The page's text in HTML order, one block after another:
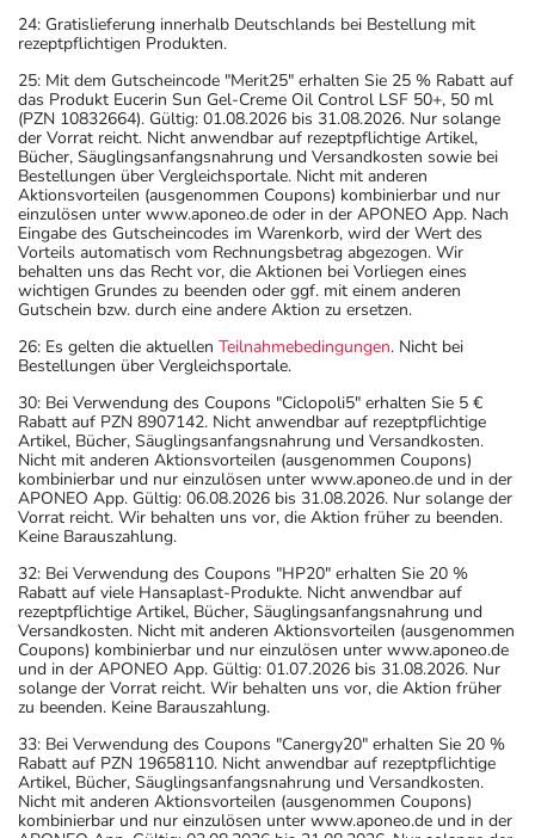
24: Gratislieferung innerhalb Deutschlands bei Bestellung mit
rezeptpflichtigen Produkten.
25: Mit dem Gutscheincode "Merit25" erhalten Sie 25 % Rabatt auf
das Produkt Eucerin Sun Gel-Creme Oil Control LSF 50+, 50 ml
(PZN 10832664). Gültig: 01.08.2026 bis 31.08.2026. Nur solange
der Vorrat reicht. Nicht anwendbar auf rezeptpflichtige Artikel,
Bücher, Säuglingsanfangsnahrung und Versandkosten sowie bei
Bestellungen über Vergleichsportale. Nicht mit anderen
Aktionsvorteilen (ausgenommen Coupons) kombinierbar und nur
einzulösen unter www.aponeo.de oder in der APONEO App. Nach
Eingabe des Gutscheincodes im Warenkorb, wird der Wert des
Vorteils automatisch vom Rechnungsbetrag abgezogen. Wir
behalten uns das Recht vor, die Aktionen bei Vorliegen eines
wichtigen Grundes zu beenden oder ggf. mit einem anderen
Gutschein bzw. durch eine andere Aktion zu ersetzen.
26: Es gelten die aktuellen Teilnahmebedingungen. Nicht bei
Bestellungen über Vergleichsportale.
30: Bei Verwendung des Coupons "Ciclopoli5" erhalten Sie 5 €
Rabatt auf PZN 8907142. Nicht anwendbar auf rezeptpflichtige
Artikel, Bücher, Säuglingsanfangsnahrung und Versandkosten.
Nicht mit anderen Aktionsvorteilen (ausgenommen Coupons)
kombinierbar und nur einzulösen unter www.aponeo.de und in der
APONEO App. Gültig: 06.08.2026 bis 31.08.2026. Nur solange der
Vorrat reicht. Wir behalten uns vor, die Aktion früher zu beenden.
Keine Barauszahlung.
32: Bei Verwendung des Coupons "HP20" erhalten Sie 20 %
Rabatt auf viele Hansaplast-Produkte. Nicht anwendbar auf
rezeptpflichtige Artikel, Bücher, Säuglingsanfangsnahrung und
Versandkosten. Nicht mit anderen Aktionsvorteilen (ausgenommen
Coupons) kombinierbar und nur einzulösen unter www.aponeo.de
und in der APONEO App. Gültig: 01.07.2026 bis 31.08.2026. Nur
solange der Vorrat reicht. Wir behalten uns vor, die Aktion früher
zu beenden. Keine Barauszahlung.
33: Bei Verwendung des Coupons "Canergy20" erhalten Sie 20 %
Rabatt auf PZN 19658110. Nicht anwendbar auf rezeptpflichtige
Artikel, Bücher, Säuglingsanfangsnahrung und Versandkosten.
Nicht mit anderen Aktionsvorteilen (ausgenommen Coupons)
kombinierbar und nur einzulösen unter www.aponeo.de und in der